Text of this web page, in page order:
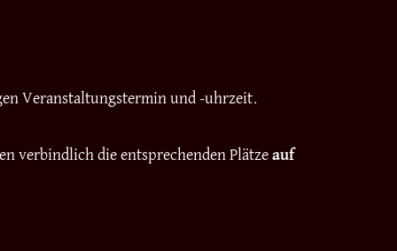
Veranstaltungstermin und -uhrzeit.
verbindlich die entsprechenden Plätzeauf